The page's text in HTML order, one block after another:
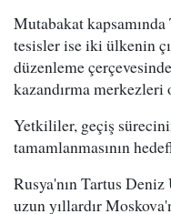
Mutabakat
tesisler ise iki ülkenin
düzenleme
kazandırma merkezleri
Yetkililer, geçiş
tamamlanmasının
Rusya'nın Tartus
uzun yıllardır